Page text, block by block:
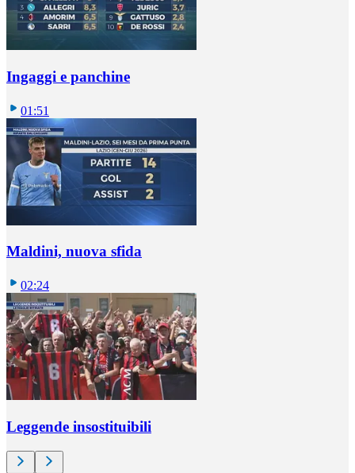
Ingaggi e panchine
01:51
Maldini, nuova sfida
02:24
Leggende insostituibili